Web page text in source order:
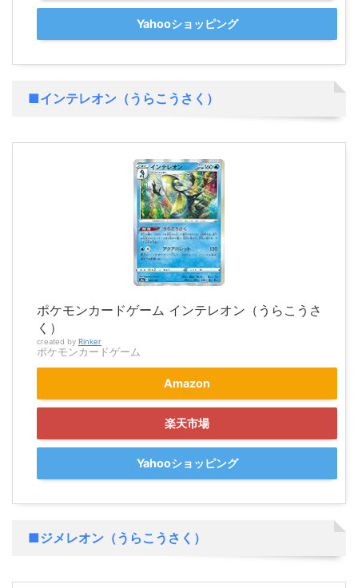
Yahooショッピング
■インテレオン（うらこうさく）
ポケモンカードゲーム インテレオン（うらこうさ
く）
created by Rinker
ポケモンカードゲーム
Amazon
楽天市場
Yahooショッピング
■ジメレオン（うらこうさく）